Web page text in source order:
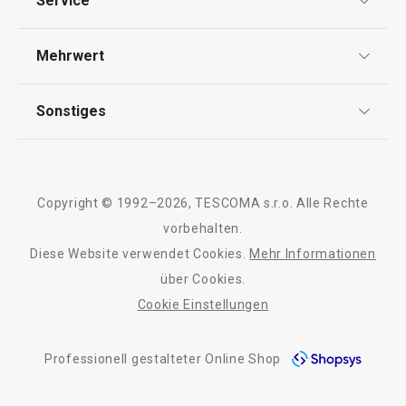
Impressum
Rückgabe von Waren/Reklamation
Mehrwert
Sonstiges
Barrierefreiheit
Copyright © 1992–2026, TESCOMA s.r.o. Alle Rechte
vorbehalten.
Diese Website verwendet Cookies.
Mehr Informationen
über Cookies.
Cookie Einstellungen
Professionell gestalteter Online Shop